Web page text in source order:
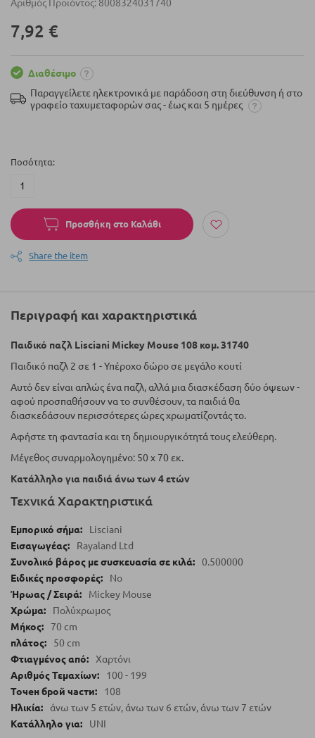
Αριθμός Προϊόντος 8008324031740
7,92 €
Διαθέσιμο
Παραγγείλετε ηλεκτρονικά με παράδοση στη διεύθυνση ή στο
γραφείο ταχυμεταφορών σας - έως και 5 ημέρες
Ποσότητα
Προσθήκη στο Καλάθι
Share the item
Περιγραφή και χαρακτηριστικά
Παιδικό παζλ Lisciani Mickey Mouse 108 κομ. 31740
Παιδικό παζλ 2 σε 1 - Υπέροχο δώρο σε μεγάλο κουτί
Αυτό δεν είναι απλώς ένα παζλ, αλλά μια διασκέδαση δύο όψεων -
αφού προσπαθήσουν να το συνθέσουν, τα παιδιά θα
διασκεδάσουν περισσότερες ώρες χρωματίζοντάς το.
Αφήστε τη φαντασία και τη δημιουργικότητά τους ελεύθερη.
Μέγεθος συναρμολογημένο: 50 x 70 εκ.
Κατάλληλο για παιδιά άνω των 4 ετών
Τεχνικά Χαρακτηριστικά
Lisciani
Rayaland Ltd
0.500000
No
Mickey Mouse
Πολύχρωμος
70 cm
50 cm
Χαρτόνι
100 - 199
108
άνω των 5 ετών, άνω των 6 ετών, άνω των 7 ετών
UNI